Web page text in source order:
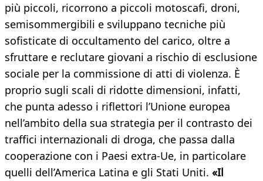
più piccoli, ricorrono a piccoli motoscafi, droni,
semisommergibili e sviluppano tecniche più
sofisticate di occultamento del carico, oltre a
sfruttare e reclutare giovani a rischio di esclusione
sociale per la commissione di atti di violenza. È
proprio sugli scali di ridotte dimensioni, infatti,
che punta adesso i riflettori l’Unione europea
nell’ambito della sua strategia per il contrasto dei
traffici internazionali di droga, che passa dalla
cooperazione con i Paesi extra-Ue, in particolare
quelli dell’America Latina e gli Stati Uniti. «Il